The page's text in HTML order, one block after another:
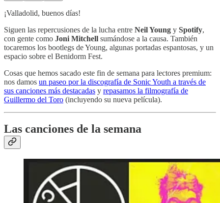
¡Valladolid, buenos días!
Siguen las repercusiones de la lucha entre Neil Young y Spotify,
con gente como Joni Mitchell sumándose a la causa. También
tocaremos los bootlegs de Young, algunas portadas espantosas, y un
espacio sobre el Benidorm Fest.
Cosas que hemos sacado este fin de semana para lectores premium:
nos damos un paseo por la discografía de Sonic Youth a través de
sus canciones más destacadas y repasamos la filmografía de
Guillermo del Toro (incluyendo su nueva película).
Las canciones de la semana